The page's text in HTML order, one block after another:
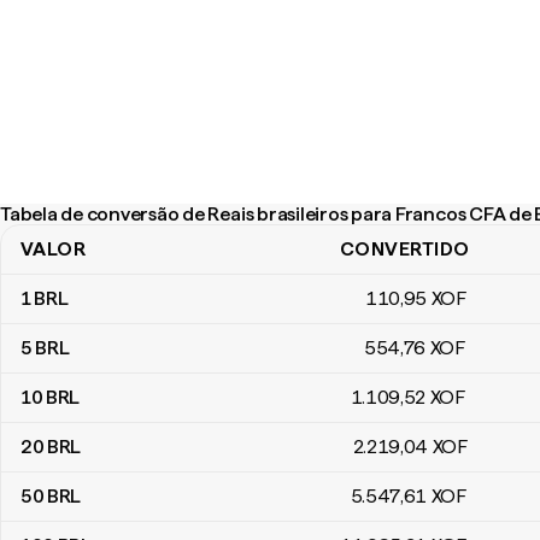
Tabela de conversão de Reais brasileiros para Francos CFA de
Tabela de conversão de Reais brasileiros para Francos CFA de
VALOR CONVERTIDO
1BRL 110,95 XOF
5 BRL 554,76 XOF
10 BRL 1.109,52 XOF
20 BRL 2.219,04 XOF
50 BRL 5.547,61 XOF